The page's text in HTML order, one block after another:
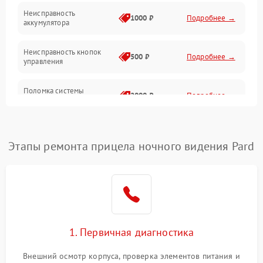
Неисправность
аккумулятора
1000 ₽ Подробнее →
Неисправность кнопок
управления
500 ₽ Подробнее →
Поломка системы
2000 ₽ Подробнее →
1000 ₽
Повреждение системы
1000 ₽ Подробнее →
Этапы ремонта прицела ночного видения Pard
1. Первичная диагностика
Внешний осмотр корпуса, проверка элементов питания и